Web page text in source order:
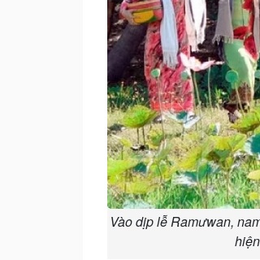
Vào dịp lễ Ramưwan,